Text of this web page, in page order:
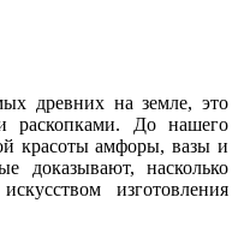
древних на земле, это
раскопками. До нашего
красоты амфоры, вазы и
доказывают, насколько
изготовления